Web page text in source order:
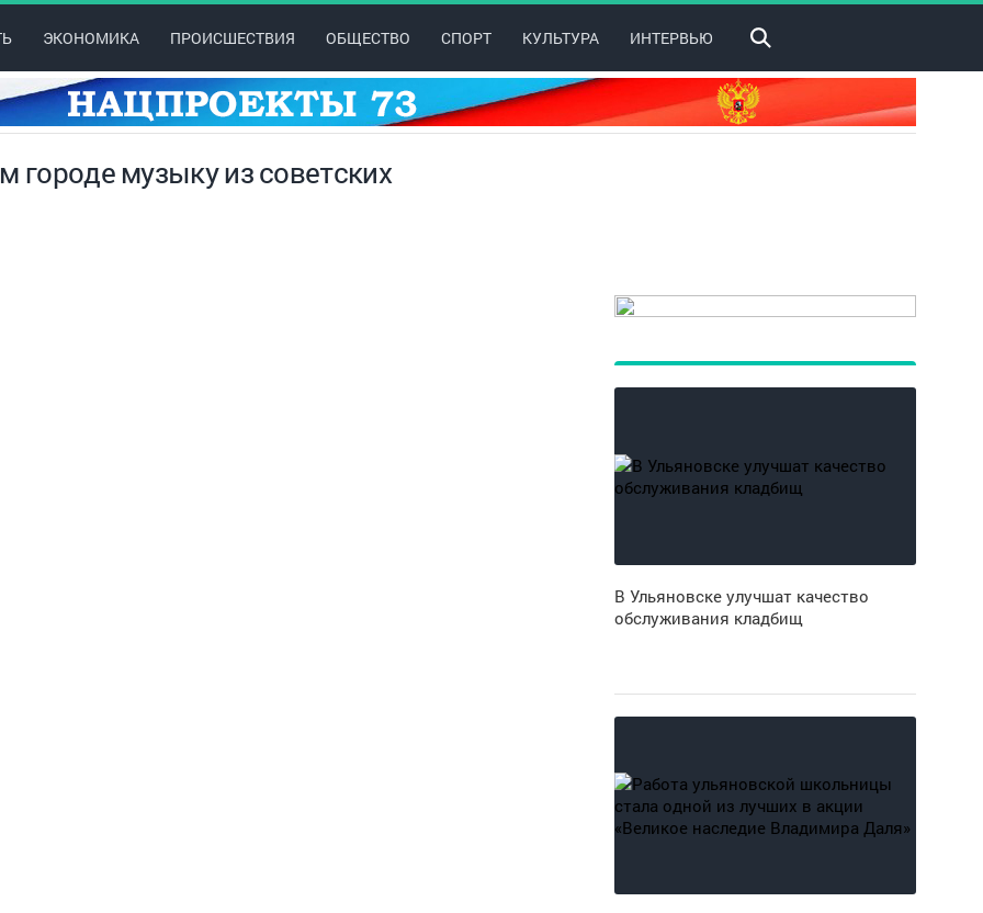
ЭКОНОМИКА ПРОИСШЕСТВИЯ ОБЩЕСТВО СПОРТ КУЛЬТУРА ИНТЕРВЬЮ
городе музыку из советских
В Ульяновске улучшат качество
обслуживания кладбищ